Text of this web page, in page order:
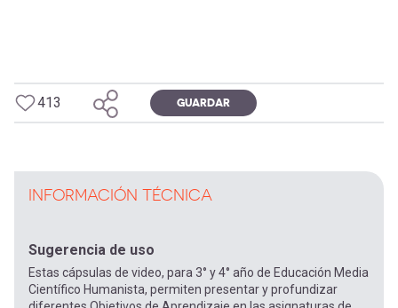
cuenta
413 GUARDAR
INFORMACIÓN TÉCNICA
Sugerencia de uso
Estas cápsulas de video, para 3° y 4° año de Educación Media
Científico Humanista, permiten presentar y profundizar